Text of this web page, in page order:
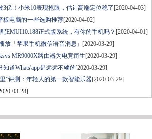
3亿！小米10表现抢眼，估计高端定位稳了 [2020-04-03]
板电脑的一些选购推荐[2020-04-02]
EMUI10.188正式版系统，有你的手机吗？ [2020-04-01]
放「苹果手机微信语音消息」 [2020-03-29]
MR9000X路由器为电竞而生[2020-03-29]
道Whats'app是远远不够的[2020-03-29]
”评测：年轻人的第一款智能乐器[2020-03-29]
03-28]